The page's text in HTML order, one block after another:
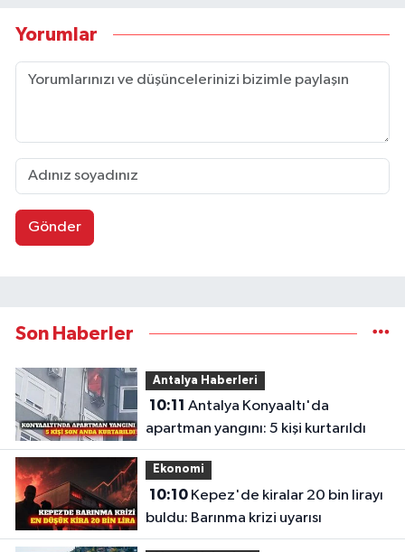
Yorumlar
Gönder
Son Haberler
Antalya Haberleri
10:11
apartman yangını: 5 kişi kurtarıldı
Ekonomi
10:10Kepez'de kiralar 20 bin lirayı
buldu: Barınma krizi uyarısı